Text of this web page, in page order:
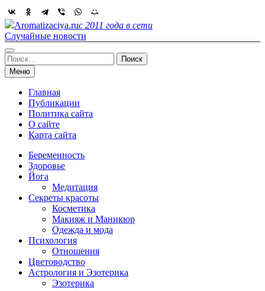
Skip
to
content
Aromatizaciya.ruс 2011 года в сети
Случайные новости
Найти:
Меню
Главная
Публикации
Политика сайта
О сайте
Карта сайта
Беременность
Здоровье
Йога
Медитация
Секреты красоты
Косметика
Макияж и Маникюр
Одежда и мода
Психология
Отношения
Цветоводство
Астрология и Эзотерика
Эзотерика